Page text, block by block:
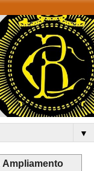
▼
Ampliamento